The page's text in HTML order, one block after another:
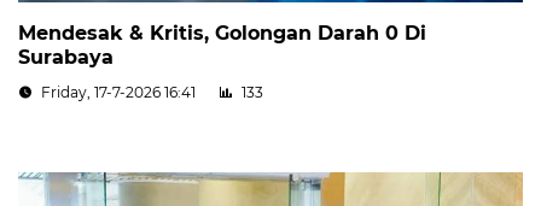
Mendesak & Kritis, Golongan Darah 0 Di
Surabaya
Friday, 17-7-2026 16:41 133